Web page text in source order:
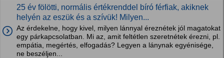
25 év fölötti, normális értékrenddel bíró férfiak, akiknek
helyén az eszük és a szívük! Milyen...
Az érdekelne, hogy kivel, milyen lánnyal éreznétek jól magatokat
egy párkapcsolatban. Mi az, amit feltétlen szeretnétek érezni, pl.
empátia, megértés, elfogadás? Legyen a lánynak egyénisége,
ne beszéljen...